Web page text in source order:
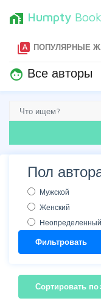
home_work Humpty
type_specimen ПОПУЛЯРНЫЕ
face Все авторы
Пол
Мужской
Женский
Неопределенный
Фильтровать
Сортировать по: